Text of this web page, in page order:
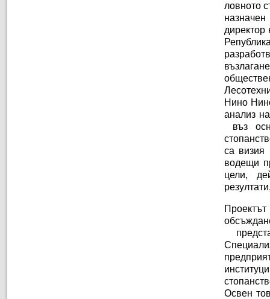
ловното
директор
Нино
анализ
въз
са визия
водещи
цели,
Освен